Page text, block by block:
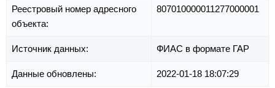
Реестровый номер адресного
объекта:
807010000011277000001
Источник данных: ФИАС в формате ГАР
Данные обновлены: 2022-01-18 18:07:29